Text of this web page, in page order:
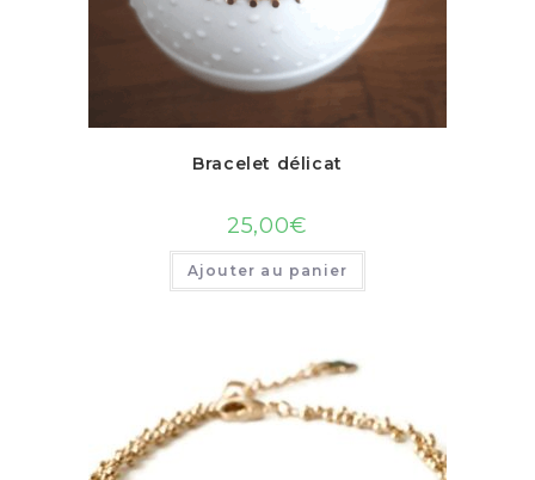
Bracelet délicat
25,00€
Ajouter au panier